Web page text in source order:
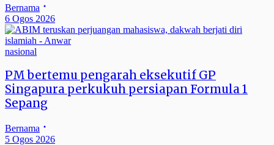
Bernama
6 Ogos 2026
nasional
PM bertemu pengarah eksekutif GP
Singapura perkukuh persiapan Formula 1
Sepang
Bernama
5 Ogos 2026